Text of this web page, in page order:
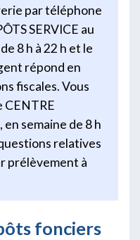
par téléphone
SERVICE au
8 h à 22 h et le
répond en
fiscales. Vous
CENTRE
en semaine de 8 h
relatives
prélèvement à
fonciers